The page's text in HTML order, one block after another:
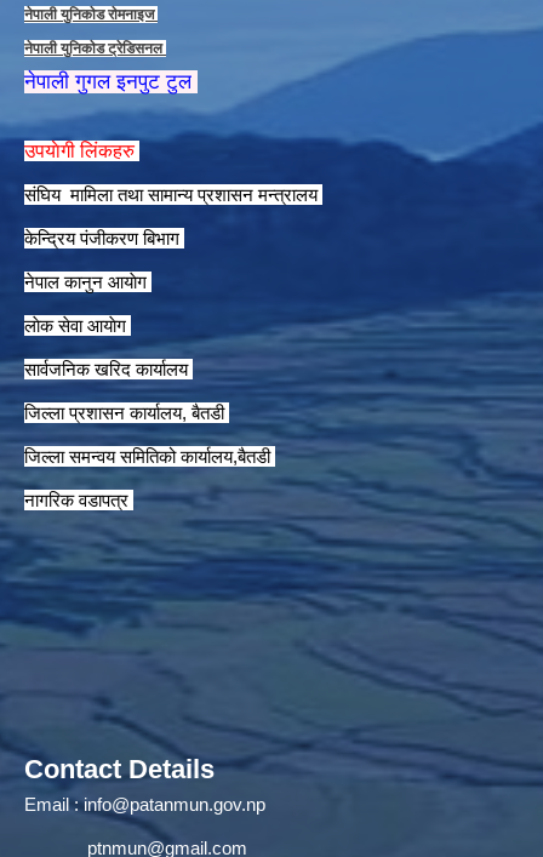
नेपाली युनिकाेड राेमनाइज
नेपाली युनिकाेड ट्रेडिसनल
नेपाली गुगल इनपुट टुल
उपयाेगी लिंकहरु
संघिय मामिला तथा सामान्य प्रशासन मन्त्रालय
केन्द्रिय पंजीकरण बिभाग
नेपाल कानुन आयाेग
लाेक सेवा आयाेग
सार्वजनिक खरिद कार्यालय
जिल्ला प्रशासन कार्यालय, बैतडी
जिल्ला समन्वय समितिको कार्यालय,बैतडी
नागरिक वडापत्र
Contact Details
Email :info@patanmun.gov.np
ptnmun@gmail.com